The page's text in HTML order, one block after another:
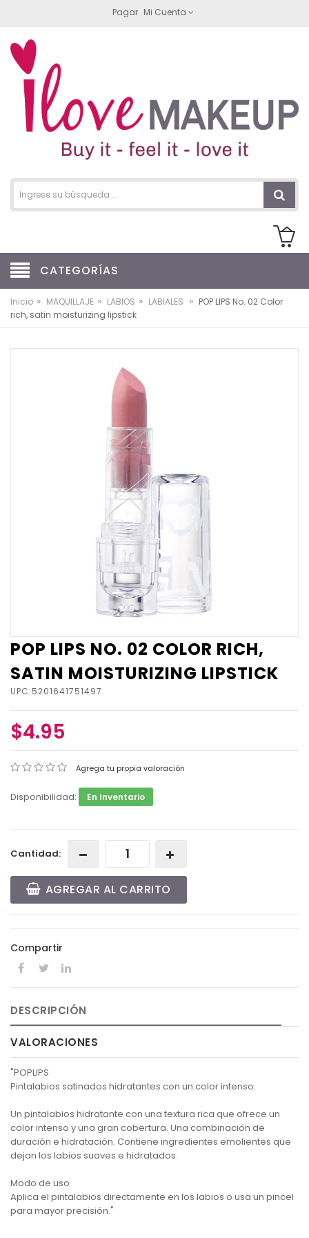
Pagar Mi Cuenta
CATEGORÍAS
Inicio » MAQUILLAJE » LABIOS » LABIALES » POP LIPS No. 02 Color
rich, satin moisturizing lipstick
POP LIPS NO. 02 COLOR RICH,
SATIN MOISTURIZING LIPSTICK
UPC:5201641751497
$4.95
Agrega tu propia valoración
Disponibilidad: En Inventario
Cantidad:
AGREGAR AL CARRITO
Compartir
DESCRIPCIÓN
VALORACIONES
"POPLIPS
Pintalabios satinados hidratantes con un color intenso.
Un pintalabios hidratante con una textura rica que ofrece un
color intenso y una gran cobertura. Una combinación de
duración e hidratación. Contiene ingredientes emolientes que
dejan los labios suaves e hidratados.
Modo de uso
Aplica el pintalabios directamente en los labios o usa un pincel
para mayor precisión."